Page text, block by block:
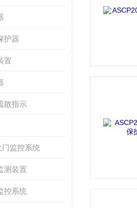
护器
置
散指示
监控系统
测装置
控系统